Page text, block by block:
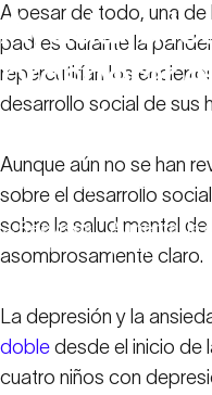
Ayudara
prosperar
11 de mayo de 2022
Recursos
familiares
Aumentar la
prosperar
A pesar de todo, una
padres durante la
repercutirían los
desarrollo social de sus
Aunque aún no se han
sobre el desarrollo
sobre la salud mental de
asombrosamente claro.
La depresión y la
doble desde el inicio de
cuatro niños con